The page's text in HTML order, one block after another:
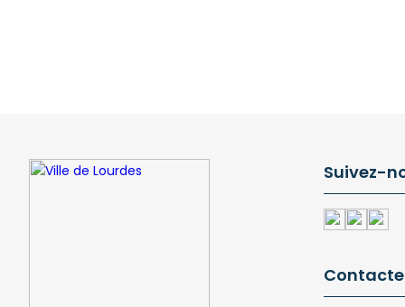
Suivez-